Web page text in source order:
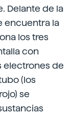
Delante de la
encuentra la
los tres
con
electrones de
(los
se